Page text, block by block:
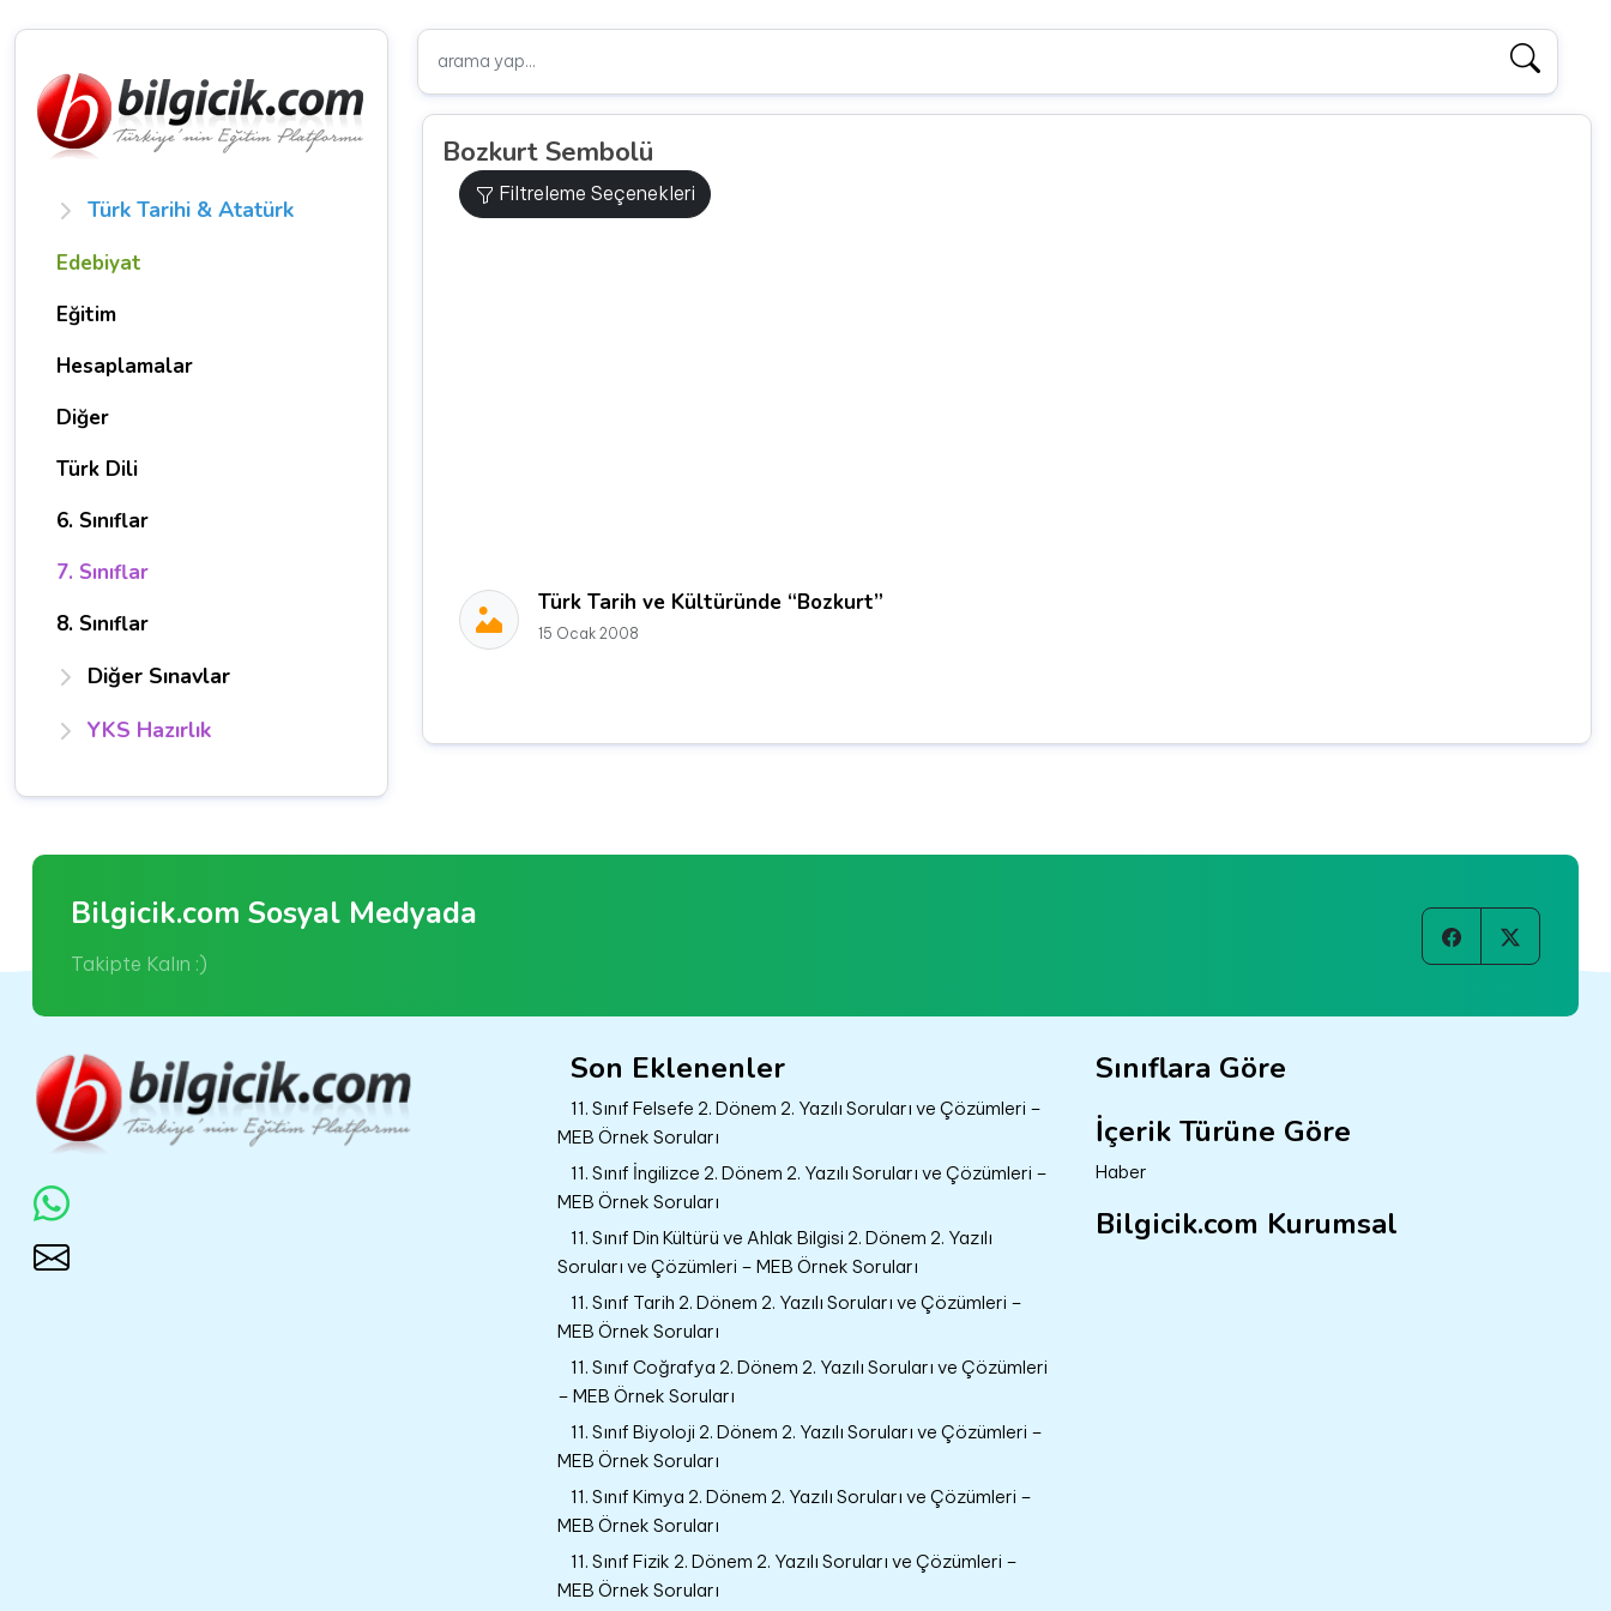
Türk Tarihi & Atatürk
Edebiyat
Eğitim
Hesaplamalar
Diğer
Türk Dili
6. Sınıflar
7. Sınıflar
8. Sınıflar
Diğer Sınavlar
YKS Hazırlık
Bozkurt Sembolü
Filtreleme Seçenekleri
Türk Tarih ve Kültüründe “Bozkurt”
15 Ocak 2008
Bilgicik.com Sosyal Medyada
Takipte Kalın :)
Son Eklenenler
11. Sınıf Felsefe 2. Dönem 2. Yazılı Soruları ve Çözümleri –
MEB Örnek Soruları
11. Sınıf İngilizce 2. Dönem 2. Yazılı Soruları ve Çözümleri –
MEB Örnek Soruları
11. Sınıf Din Kültürü ve Ahlak Bilgisi 2. Dönem 2. Yazılı
Soruları ve Çözümleri – MEB Örnek Soruları
11. Sınıf Tarih 2. Dönem 2. Yazılı Soruları ve Çözümleri –
MEB Örnek Soruları
11. Sınıf Coğrafya 2. Dönem 2. Yazılı Soruları ve Çözümleri
– MEB Örnek Soruları
11. Sınıf Biyoloji 2. Dönem 2. Yazılı Soruları ve Çözümleri –
MEB Örnek Soruları
11. Sınıf Kimya 2. Dönem 2. Yazılı Soruları ve Çözümleri –
MEB Örnek Soruları
11. Sınıf Fizik 2. Dönem 2. Yazılı Soruları ve Çözümleri –
MEB Örnek Soruları
Sınıflara Göre
İçerik Türüne Göre
Haber
Bilgicik.com Kurumsal